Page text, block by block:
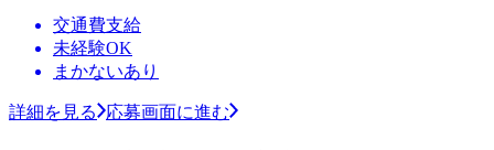
交通費支給
未経験OK
まかないあり
詳細を見る 応募画面に進む